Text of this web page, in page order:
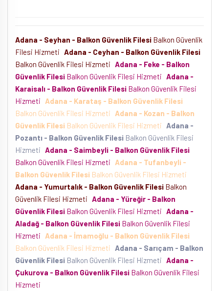
Adana - Seyhan - Balkon Güvenlik Filesi Balkon Güvenlik
Filesi Hizmeti Adana - Ceyhan - Balkon Güvenlik Filesi
Balkon Güvenlik Filesi Hizmeti Adana - Feke - Balkon
Güvenlik Filesi Balkon Güvenlik Filesi Hizmeti Adana -
Karaisalı - Balkon Güvenlik Filesi Balkon Güvenlik Filesi
Hizmeti
Adana - Karataş - Balkon Güvenlik Filesi
Balkon Güvenlik Filesi Hizmeti
Adana - Kozan - Balkon
Güvenlik Filesi Balkon Güvenlik Filesi Hizmeti Adana -
Pozantı - Balkon Güvenlik Filesi Balkon Güvenlik Filesi
Hizmeti Adana - Saimbeyli - Balkon Güvenlik Filesi
Balkon Güvenlik Filesi Hizmeti
Adana - Tufanbeyli -
Balkon Güvenlik Filesi Balkon Güvenlik Filesi Hizmeti
Adana - Yumurtalık - Balkon Güvenlik Filesi Balkon
Güvenlik Filesi Hizmeti Adana - Yüreğir - Balkon
Güvenlik Filesi Balkon Güvenlik Filesi Hizmeti Adana -
Aladağ - Balkon Güvenlik Filesi Balkon Güvenlik Filesi
Hizmeti
Adana - İmamoğlu - Balkon Güvenlik Filesi
Balkon Güvenlik Filesi Hizmeti Adana - Sarıçam - Balkon
Güvenlik Filesi Balkon Güvenlik Filesi Hizmeti Adana -
Çukurova - Balkon Güvenlik Filesi Balkon Güvenlik Filesi
Hizmeti